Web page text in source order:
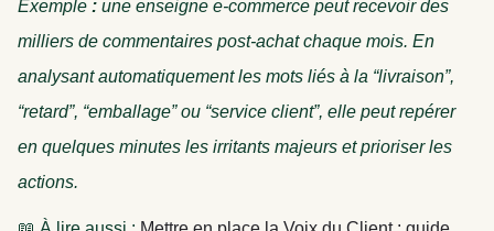
Exemple : une enseigne e-commerce peut recevoir des
milliers de commentaires post-achat chaque mois. En
analysant automatiquement les mots liés à la “livraison”,
“retard”, “emballage” ou “service client”, elle peut repérer
en quelques minutes les irritants majeurs et prioriser les
actions.